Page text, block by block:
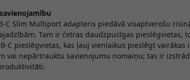
C Slim Multiport adapteris piedāvā visaptverošu
Tam ir četras daudzpusīgas pieslēgvietas,
C pieslēgvietas, kas ļauj vienlaikus pieslēgt vairākas
vai nepārtrauktu savienojumu nomaiņu; tas ir